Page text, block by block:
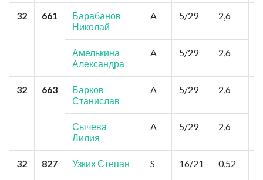
32 661
Барабанов
Николай
A 5/29 2,6
Амелькина
Александра
A 5/29 2,6
32 663
Барков
Станислав
A 5/29 2,6
Сычева
Лилия
A 5/29 2,6
32 827 Узких Степан S 16/21 0,52